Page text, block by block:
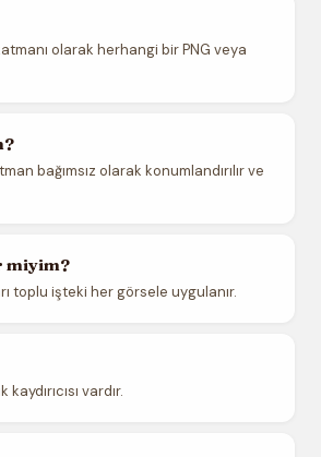
olarak herhangi bir PNG veya
bağımsız olarak konumlandırılır ve
miyim?
toplu işteki her görsele uygulanır.
vardır.